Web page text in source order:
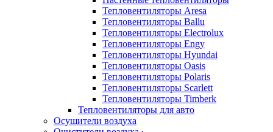
Тепловентиляторы Aresa
Тепловентиляторы Ballu
Тепловентиляторы Electrolux
Тепловентиляторы Engy
Тепловентиляторы Hyundai
Тепловентиляторы Oasis
Тепловентиляторы Polaris
Тепловентиляторы Scarlett
Тепловентиляторы Timberk
Тепловентиляторы для авто
Осушители воздуха